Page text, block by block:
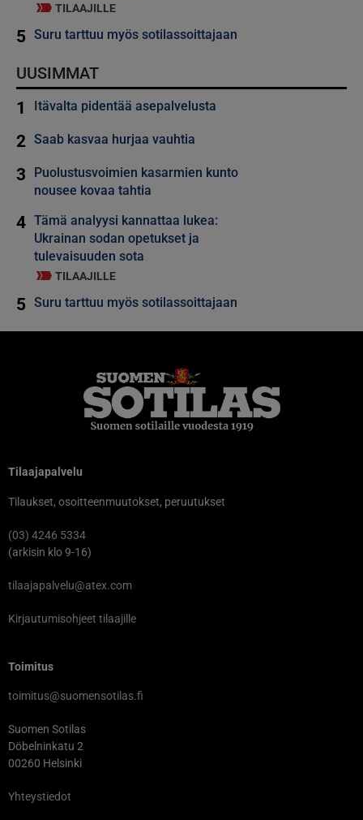
TILAAJILLE
5 Suru tarttuu myös sotilassoittajaan
UUSIMMAT
1 Itävalta pidentää asepalvelusta
2 Saab kasvaa hurjaa vauhtia
3
Puolustusvoimien kasarmien kunto
nousee kovaa tahtia
4 Tämä analyysi kannattaa lukea:
Ukrainan sodan opetukset ja
tulevaisuuden sota
TILAAJILLE
5 Suru tarttuu myös sotilassoittajaan
Tilaajapalvelu
Tilaukset, osoitteenmuutokset, peruutukset
(03) 4246 5334
(arkisin klo 9-16)
tilaajapalvelu@atex.com
Kirjautumisohjeet tilaajille
Toimitus
toimitus@suomensotilas.fi
Suomen Sotilas
Döbelninkatu 2
00260 Helsinki
Yhteystiedot